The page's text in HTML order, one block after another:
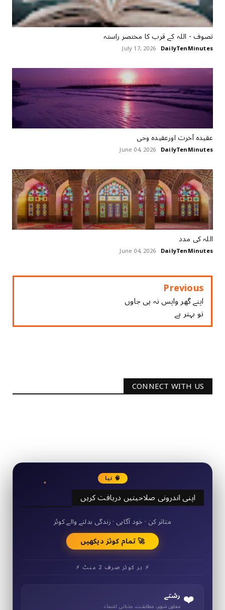
تصوف ‏- اللہ کے قرب کا مختصر راستہ
DailyTenMinutes
July 17, 2026
عقیدہ آخرت اورعقیدہ وحی
DailyTenMinutes
June 04, 2026
اللہ ‏کی ‏مدد
DailyTenMinutes
June 04, 2026
Previous
ﺍﭘﻨﮯ ﮔﮭﺮ ﻭﺍﭘﺲ ﻧﮧ ﮨﯽ ﺟﺎﻭﮞ
ﺗﻮ ﺑﮩﺘﺮ ﮨﮯ
CONNECT WITH US
🧠 نیا
اپنی اندرونی صلاحیتیں دریافت کریں
50+ مختصر کوئز
متاثر کن · خود آگاہی · زندگی بدلنے والے کوئز
🚀 تمام کوئز دیکھیں
⚡ ہر کوئز صرف 2 منٹ ⚡
❤️ رشتے
معاون شوہر، مطابقت، جذباتی اعتماد